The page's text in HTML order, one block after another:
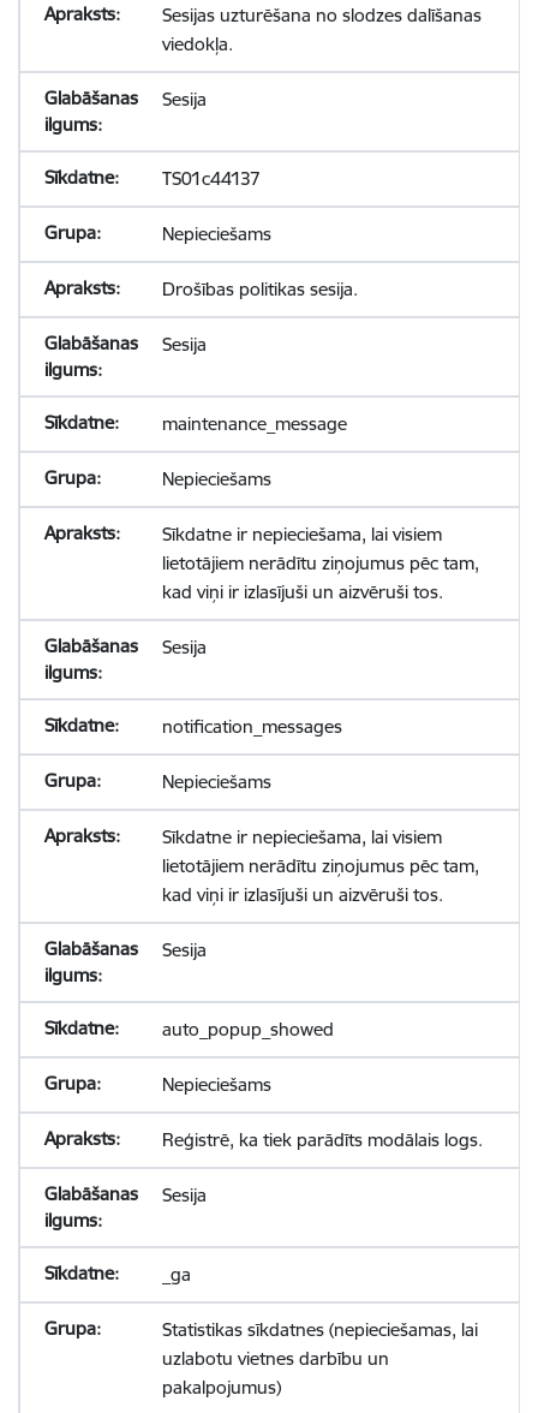
Sesijas uzturēšana no slodzes dalīšanas
viedokļa.
Sesija
TS01c44137
Nepieciešams
Drošības politikas sesija.
Sesija
maintenance_message
Nepieciešams
Sīkdatne ir nepieciešama, lai visiem
lietotājiem nerādītu ziņojumus pēc tam,
kad viņi ir izlasījuši un aizvēruši tos.
Sesija
notification_messages
Nepieciešams
Sīkdatne ir nepieciešama, lai visiem
lietotājiem nerādītu ziņojumus pēc tam,
kad viņi ir izlasījuši un aizvēruši tos.
Sesija
auto_popup_showed
Nepieciešams
Reģistrē, ka tiek parādīts modālais logs.
Sesija
_ga
Statistikas sīkdatnes (nepieciešamas, lai
uzlabotu vietnes darbību un
pakalpojumus)